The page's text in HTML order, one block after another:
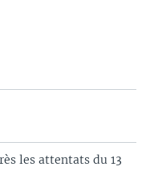
les attentats du 13